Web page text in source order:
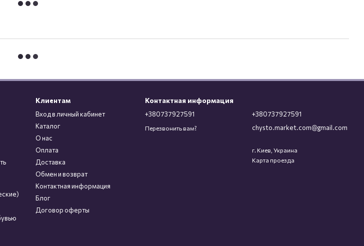
Клиентам
Вход в личный кабинет
Каталог
О нас
Оплата
Доставка
Обмен и возврат
Контактная информация
Блог
Договор оферты
Контактная информация
+380737927591
Перезвонить вам?
+380737927591
chysto.market.com@gmail.com
г. Киев, Украина
Карта проезда